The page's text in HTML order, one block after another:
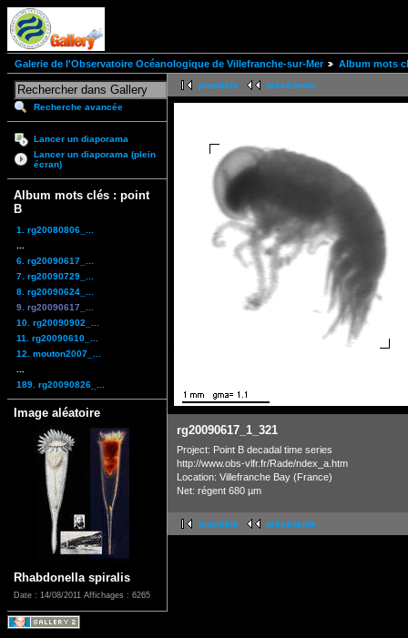
Galerie de l'Observatoire Océanologique de Villefranche-sur-Mer Album mots
Recherche avancée
Lancer un diaporama
Lancer un diaporama (plein
écran)
Album mots clés : point
B
1. rg20080806_...
6. rg20090617_...
7. rg20090729_...
8. rg20090624_...
9. rg20090617_...
10. rg20090902_...
11. rg20090610_...
12. mouton2007_...
189. rg20090826_...
Image aléatoire
Rhabdonella spiralis
Date : 14/08/2011 Affichages : 6265
première précédente
rg20090617_1_321
Project: Point B decadal time series
http://www.obs-vlfr.fr/Rade/ndex_a.htm
Location: Villefranche Bay (France)
Net: régent 680 µm
première précédente